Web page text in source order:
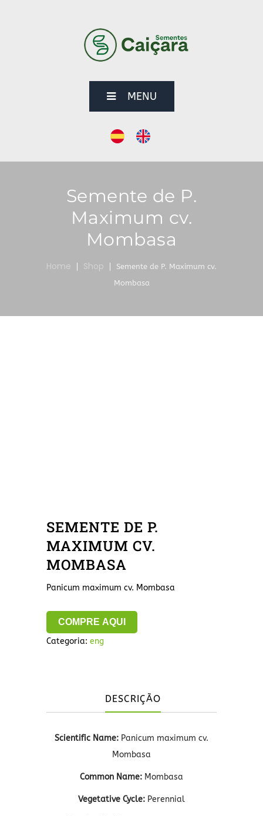
MENU
Semente de P.
Maximum cv.
Mombasa
Home Shop
Semente de P. Maximum cv.
Mombasa
SEMENTE DE P.
MAXIMUM CV.
MOMBASA
Panicum maximum cv. Mombasa
COMPRE AQUI
Categoria: eng
DESCRIÇÃO
Scientific Name: Panicum maximum cv.
Mombasa
Common Name: Mombasa
Vegetative Cycle: Perennial